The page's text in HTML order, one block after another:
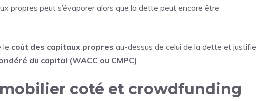
propres peut s’évaporer alors que la dette peut encore être
le coût des capitaux propres au-dessus de celui de la dette et justifie
du capital (WACC ou CMPC).
coté et crowdfunding